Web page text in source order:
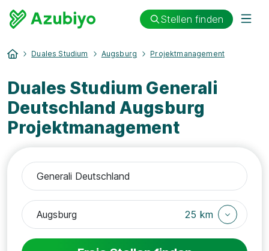
Stellen finden
Duales Studium Augsburg Projektmanagement
Duales Studium Generali
Deutschland Augsburg
Projektmanagement
25 km